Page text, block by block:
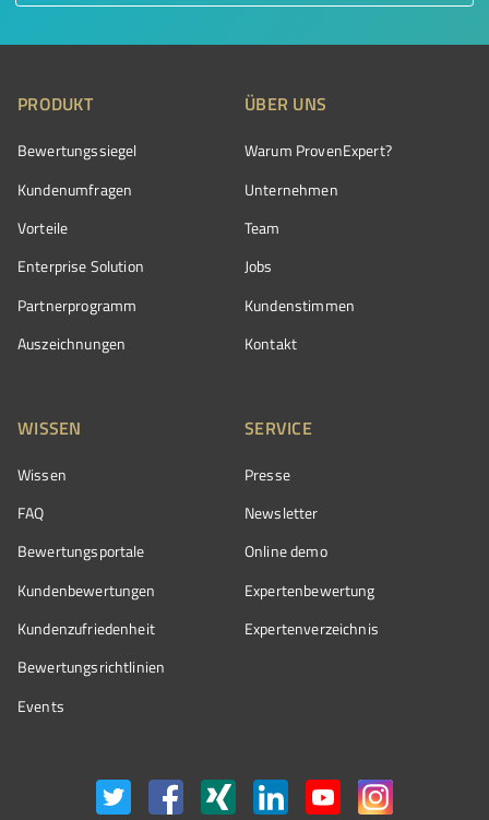
PRODUKT
Bewertungssiegel
Kundenumfragen
Vorteile
Enterprise Solution
Partnerprogramm
Auszeichnungen
ÜBER UNS
Warum ProvenExpert?
Unternehmen
Team
Jobs
Kundenstimmen
Kontakt
WISSEN
Wissen
FAQ
Bewertungsportale
Kundenbewertungen
Kundenzufriedenheit
Bewertungs­richtlinien
Events
SERVICE
Presse
Newsletter
Online demo
Expertenbewertung
Expertenverzeichnis